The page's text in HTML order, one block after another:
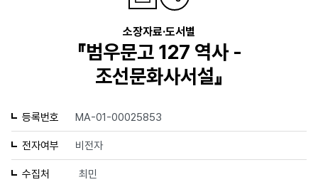
소장자료·도서별
『범우문고 127 역사 -
조선문화사서설』
등록번호 MA-01-00025853
전자여부 비전자
수집처 최민